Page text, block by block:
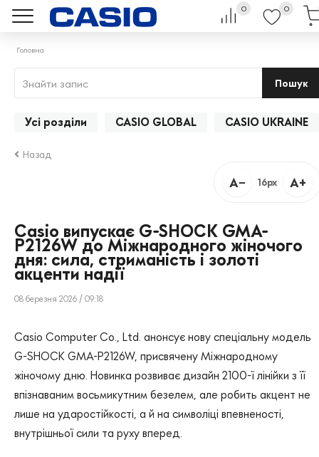
0 0
Головна
Пошук
Усі розділи CASIO GLOBAL CASIO UKRAINE
Назад
A− 16px A+
Casio випускає G-SHOCK GMA-
P2126W до Міжнародного жіночого
дня: сила, стриманість і золоті
акценти надії
08 березня 2026 / 09:18
Casio Computer Co., Ltd. анонсує нову спеціальну модель
G-SHOCK GMA-P2126W, присвячену Міжнародному
жіночому дню. Новинка розвиває дизайн 2100-ї лінійки з її
впізнаваним восьмикутним безелем, але робить акцент не
лише на ударостійкості, а й на символіці впевненості,
внутрішньої сили та руху вперед.